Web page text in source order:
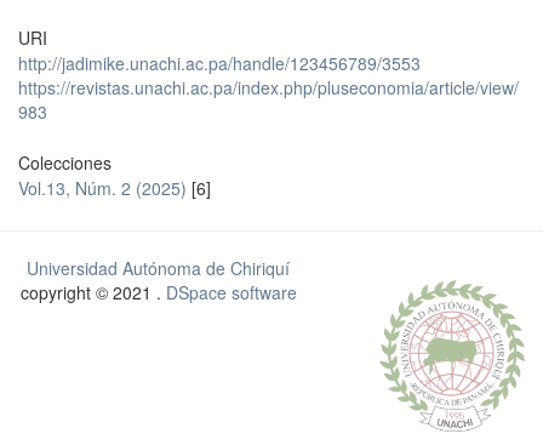
URI
http://jadimike.unachi.ac.pa/handle/123456789/3553
https://revistas.unachi.ac.pa/index.php/pluseconomia/article/view/
983
Colecciones
Vol.13, Núm. 2 (2025) [6]
Universidad Autónoma de Chiriquí
copyright © 2021 . DSpace software